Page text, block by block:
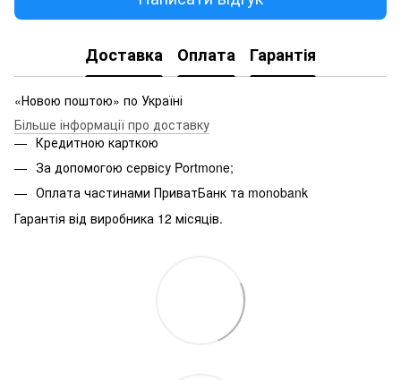
Доставка Оплата Гарантія
«Новою поштою» по Україні
Більше інформації про доставку
Кредитною карткою
За допомогою сервісу Portmone;
Оплата частинами ПриватБанк та monobank
Гарантія від виробника 12 місяців.